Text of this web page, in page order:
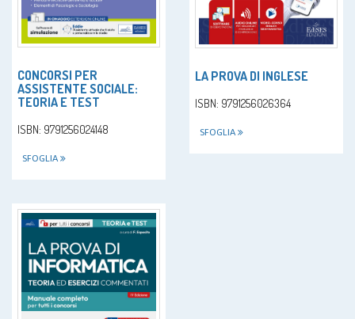
CONCORSI PER
ASSISTENTE SOCIALE:
TEORIA E TEST
ISBN: 9791256024148
SFOGLIA
LA PROVA DI INGLESE
ISBN: 9791256026364
SFOGLIA